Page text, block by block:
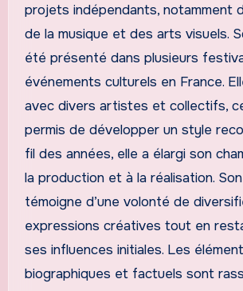
projets indépendants, notamment
de la musique et des arts visuels.
été présenté dans plusieurs
événements culturels en France.
avec divers artistes et collectifs,
permis de développer un style
fil des années, elle a élargi son
la production et à la réalisation.
témoigne d’une volonté de
expressions créatives tout en
ses influences initiales. Les
biographiques et factuels sont